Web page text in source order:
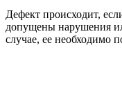
Дефект происходит,
допущены нарушения
случае, ее необходимо